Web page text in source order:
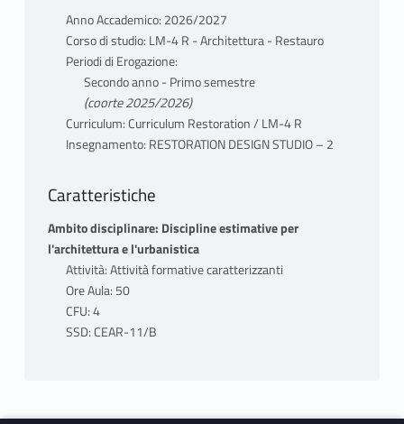
Anno Accademico: 2026/2027
Corso di studio: LM-4 R - Architettura - Restauro
Periodi di Erogazione:
Secondo anno - Primo semestre
(coorte 2025/2026)
Curriculum: Curriculum Restoration / LM-4 R
Insegnamento: RESTORATION DESIGN STUDIO – 2
Caratteristiche
Ambito disciplinare: Discipline estimative per
l'architettura e l'urbanistica
Attività: Attività formative caratterizzanti
Ore Aula: 50
CFU: 4
SSD: CEAR-11/B